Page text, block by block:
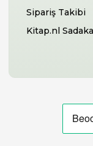
Sipariş Takibi
Kitap.nl